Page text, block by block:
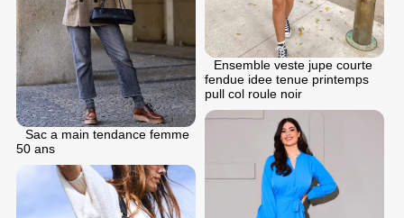
Ensemble veste jupe courte
fendue idee tenue printemps
pull col roule noir
Sac a main tendance femme
50 ans